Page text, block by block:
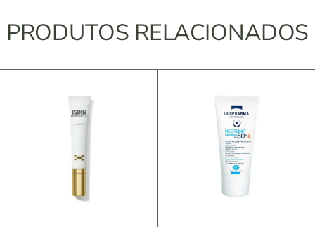
PRODUTOS RELACIONADOS